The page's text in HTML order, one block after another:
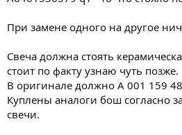
При замене одного на другое
Свеча должна стоять
стоит по факту узнаю чуть позже.
В оригинале должно A 001 159
Куплены аналоги бош согласно
свечи.